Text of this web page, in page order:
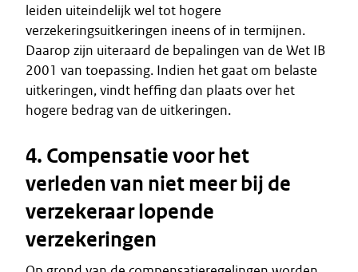
leiden uiteindelijk wel tot hogere
verzekeringsuitkeringen ineens of in termijnen.
Daarop zijn uiteraard de bepalingen van de Wet IB
2001 van toepassing. Indien het gaat om belaste
uitkeringen, vindt heffing dan plaats over het
hogere bedrag van de uitkeringen.
4. Compensatie voor het
verleden van niet meer bij de
verzekeraar lopende
verzekeringen